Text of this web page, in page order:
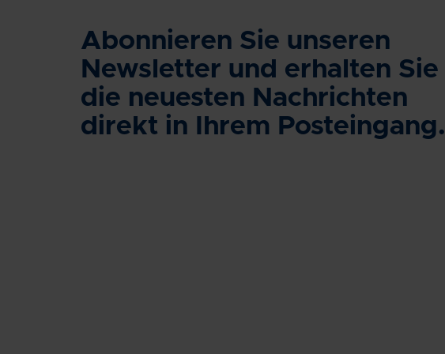
Abonnieren Sie unseren
Newsletter und erhalten Sie
die neuesten Nachrichten
direkt in Ihrem Posteingang.